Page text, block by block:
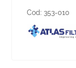
Cod: 353-010